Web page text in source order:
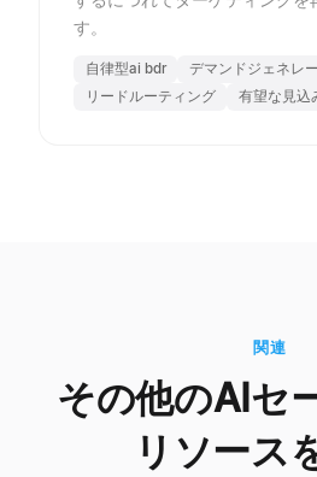
す。
自律型ai bdr
デマンドジェネレ
リードルーティング
有望な見込
関連
その他のAIセ
リソース